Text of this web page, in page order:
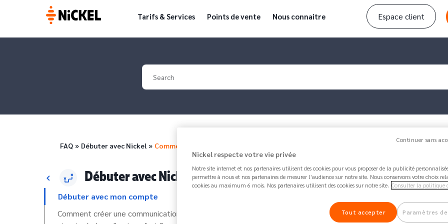
Tarifs & Services Points de vente Nous connaitre Espace client
Your search
Breadcrumb
FAQ Débuter avec Nickel Comment payer avec Google Pay…
Débuter avec Nickel
Débuter avec mon compte
Comment créer une communication
Article mis à jour parAnna2 years ago - 2
Comment payer avec
Continuer sans
Nickel respecte votre vie privée
Notre site internet et nos partenaires utilisent des cookies pour vous proposer de la publicité
permettre à nous et nos partenaires de mesurer l’audience sur notre site. Nous conservons votre choix
cookies au maximum 6 mois. Nos partenaires utilisent des cookies sur notre site. Consulter la politique
Paramètres
Tout accepter